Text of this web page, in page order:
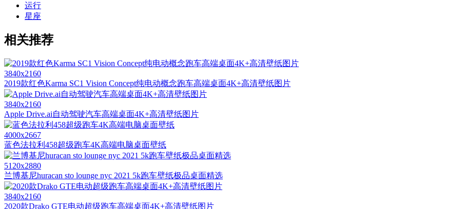
运行
星座
相关推荐
3840x2160
2019款红色Karma SC1 Vision Concept纯电动概念跑车高端桌面4K+高清壁纸图片
3840x2160
Apple Drive.ai自动驾驶汽车高端桌面4K+高清壁纸图片
4000x2667
蓝色法拉利458超级跑车4K高端电脑桌面壁纸
5120x2880
兰博基尼huracan sto lounge nyc 2021 5k跑车壁纸极品桌面精选
3840x2160
2020款Drako GTE电动超级跑车高端桌面4K+高清壁纸图片